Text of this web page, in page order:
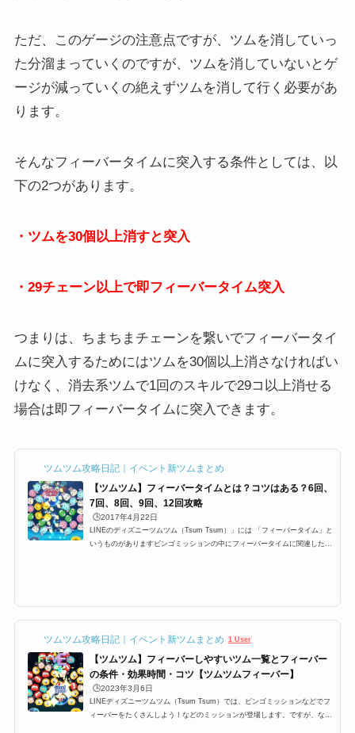
ただ、このゲージの注意点ですが、ツムを消していっ
た分溜まっていくのですが、ツムを消していないとゲ
ージが減っていくの絶えずツムを消して行く必要があ
ります。
そんなフィーバータイムに突入する条件としては、以
下の2つがあります。
・ツムを30個以上消すと突入
・29チェーン以上で即フィーバータイム突入
つまりは、ちまちまチェーンを繋いでフィーバータイ
ムに突入するためにはツムを30個以上消さなければい
けなく、消去系ツムで1回のスキルで29コ以上消せる
場合は即フィーバータイムに突入できます。
ツムツム攻略日記｜イベント新ツムまとめ
【ツムツム】フィーバータイムとは？コツはある？6回、
7回、8回、9回、12回攻略
🕒️2017年4月22日
LINEのディズニーツムツム（Tsum Tsum）」には 「フィーバータイム」と
いうものがありますビンゴミッションの中にフィーバータイムに関連したミ
ツムツム攻略日記｜イベント新ツムまとめ 1 User
【ツムツム】フィーバーしやすいツム一覧とフィーバー
の条件・効果時間・コツ【ツムツムフィーバー】
🕒️2023年3月6日
LINEディズニーツムツム（Tsum Tsum）では、ビンゴミッションなどでフ
ィーバーをたくさんしよう！などのミッションが登場します。ですが、なか